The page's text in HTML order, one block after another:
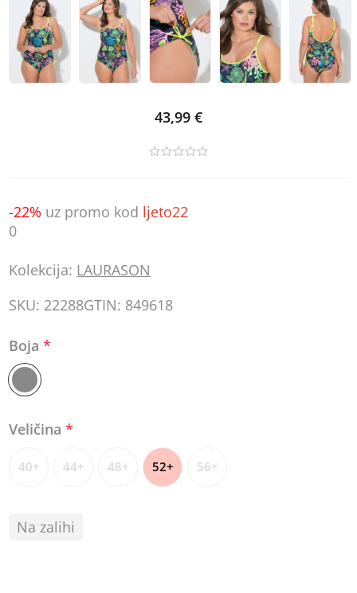
43,99 €
-22% uz promo kod ljeto22
0
Kolekcija: LAURASON
SKU: 22288GTIN: 849618
Boja*
Veličina*
40+ 44+ 48+ 52+ 56+
Na zalihi